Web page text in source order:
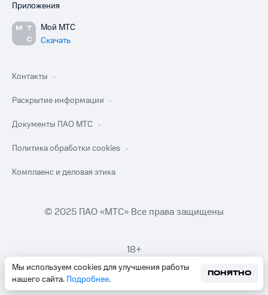
Мы используем cookies для улучшения работы
нашего сайта. Подробнее.
ПОНЯТНО
Приложения
Мой МТС
Скачать
Контакты
Раскрытие информации
Документы ПАО МТС
Политика обработки cookies
Комплаенс и деловая этика
© 2025 ПАО «МТС» Все права защищены
18+